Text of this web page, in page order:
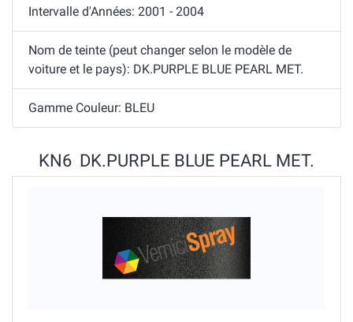
Intervalle d'Années: 2001 - 2004
Nom de teinte (peut changer selon le modèle de
voiture et le pays): DK.PURPLE BLUE PEARL MET.
Gamme Couleur: BLEU
KN6 DK.PURPLE BLUE PEARL MET.